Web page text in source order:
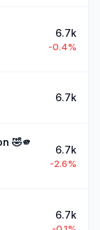
6.7k
-0.4%
6.7k
🤣🫵
6.7k
-2.6%
6.7k